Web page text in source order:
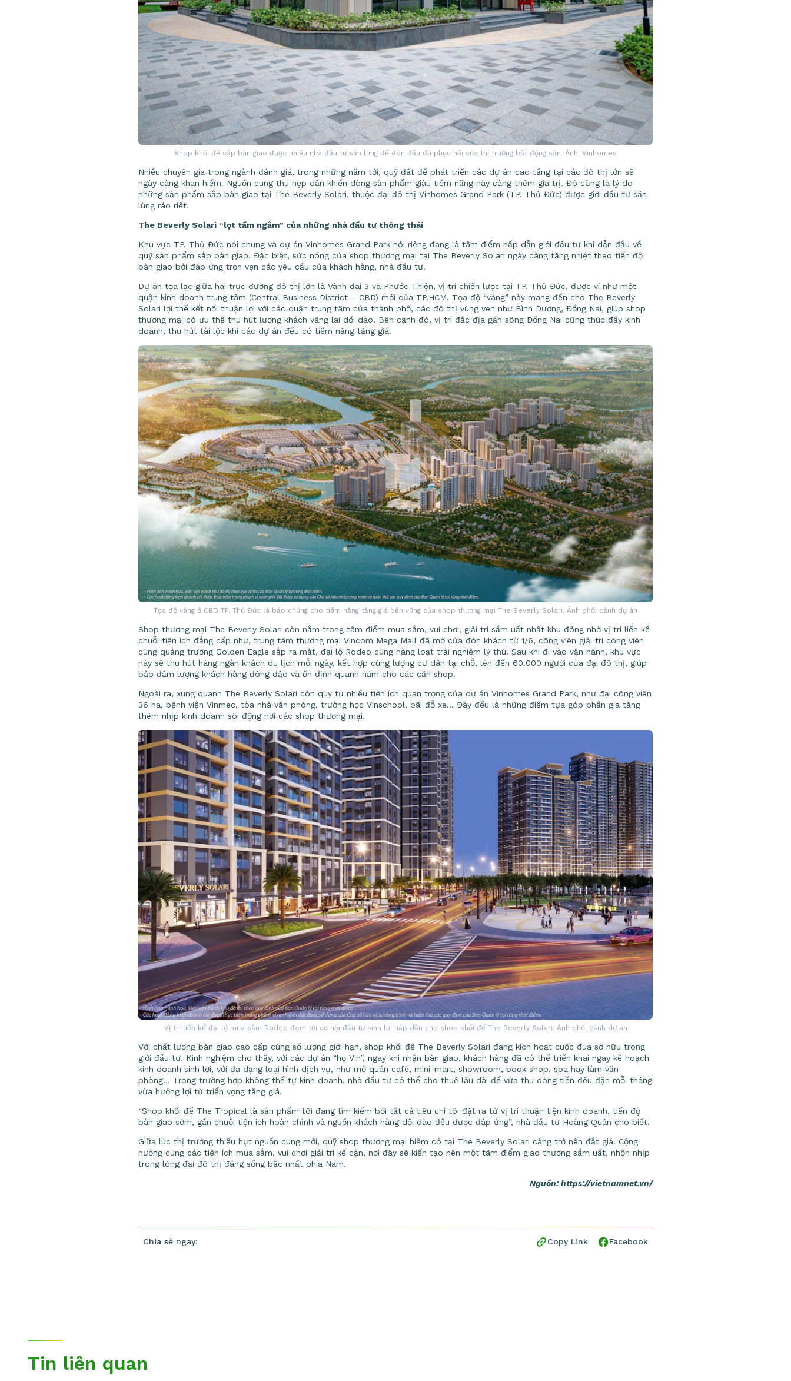
Shop khối đế sắp bàn giao được nhiều nhà đầu tư săn lùng để đón đầu đà phục hồi của thị trường bất động sản. Ảnh: Vinhomes
Nhiều chuyên gia trong ngành đánh giá, trong những năm tới, quỹ đất để phát triển các dự án cao tầng tại các đô thị lớn sẽ
ngày càng khan hiếm. Nguồn cung thu hẹp dần khiến dòng sản phẩm giàu tiềm năng này càng thêm giá trị. Đó cũng là lý do
những sản phẩm sắp bàn giao tại The Beverly Solari, thuộc đại đô thị Vinhomes Grand Park (TP. Thủ Đức) được giới đầu tư săn
lùng ráo riết.
The Beverly Solari “lọt tầm ngắm” của những nhà đầu tư thông thái
Khu vực TP. Thủ Đức nói chung và dự án Vinhomes Grand Park nói riêng đang là tâm điểm hấp dẫn giới đầu tư khi dẫn đầu về
quỹ sản phẩm sắp bàn giao. Đặc biệt, sức nóng của shop thương mại tại The Beverly Solari ngày càng tăng nhiệt theo tiến độ
bàn giao bởi đáp ứng trọn vẹn các yêu cầu của khách hàng, nhà đầu tư.
Dự án tọa lạc giữa hai trục đường đô thị lớn là Vành đai 3 và Phước Thiện, vị trí chiến lược tại TP. Thủ Đức, được ví như một
quận kinh doanh trung tâm (Central Business District – CBD) mới của TP.HCM. Tọa độ “vàng” này mang đến cho The Beverly
Solari lợi thế kết nối thuận lợi với các quận trung tâm của thành phố, các đô thị vùng ven như Bình Dương, Đồng Nai, giúp shop
thương mại có ưu thế thu hút lượng khách vãng lai dồi dào. Bên cạnh đó, vị trí đắc địa gần sông Đồng Nai cũng thúc đẩy kinh
doanh, thu hút tài lộc khi các dự án đều có tiềm năng tăng giá.
Tọa độ vàng ở CBD TP. Thủ Đức là bảo chứng cho tiềm năng tăng giá bền vững của shop thương mại The Beverly Solari. Ảnh phối cảnh dự án
Shop thương mại The Beverly Solari còn nằm trong tâm điểm mua sắm, vui chơi, giải trí sầm uất nhất khu đông nhờ vị trí liền kề
chuỗi tiện ích đẳng cấp như, trung tâm thương mại Vincom Mega Mall đã mở cửa đón khách từ 1/6, công viên giải trí công viên
cùng quảng trường Golden Eagle sắp ra mắt, đại lộ Rodeo cùng hàng loạt trải nghiệm lý thú. Sau khi đi vào vận hành, khu vực
này sẽ thu hút hàng ngàn khách du lịch mỗi ngày, kết hợp cùng lượng cư dân tại chỗ, lên đến 60.000 người của đại đô thị, giúp
bảo đảm lượng khách hàng đông đảo và ổn định quanh năm cho các căn shop.
Ngoài ra, xung quanh The Beverly Solari còn quy tụ nhiều tiện ích quan trọng của dự án Vinhomes Grand Park, như đại công viên
36 ha, bệnh viện Vinmec, tòa nhà văn phòng, trường học Vinschool, bãi đỗ xe… Đây đều là những điểm tựa góp phần gia tăng
thêm nhịp kinh doanh sôi động nơi các shop thương mại.
Vị trí liền kề đại lộ mua sắm Rodeo đem tới cơ hội đầu tư sinh lời hấp dẫn cho shop khối đế The Beverly Solari. Ảnh phối cảnh dự án
Với chất lượng bàn giao cao cấp cùng số lượng giới hạn, shop khối đế The Beverly Solari đang kích hoạt cuộc đua sở hữu trong
giới đầu tư. Kinh nghiệm cho thấy, với các dự án “họ Vin”, ngay khi nhận bàn giao, khách hàng đã có thể triển khai ngay kế hoạch
kinh doanh sinh lời, với đa dạng loại hình dịch vụ, như mở quán café, mini-mart, showroom, book shop, spa hay làm văn
phòng… Trong trường hợp không thể tự kinh doanh, nhà đầu tư có thể cho thuê lâu dài để vừa thu dòng tiền đều đặn mỗi tháng
vừa hưởng lợi từ triển vọng tăng giá.
“Shop khối đế The Tropical là sản phẩm tôi đang tìm kiếm bởi tất cả tiêu chí tôi đặt ra từ vị trí thuận tiện kinh doanh, tiến độ
bàn giao sớm, gần chuỗi tiện ích hoàn chỉnh và nguồn khách hàng dồi dào đều được đáp ứng”, nhà đầu tư Hoàng Quân cho biết.
Giữa lúc thị trường thiếu hụt nguồn cung mới, quỹ shop thương mại hiếm có tại The Beverly Solari càng trở nên đắt giá. Cộng
hưởng cùng các tiện ích mua sắm, vui chơi giải trí kế cận, nơi đây sẽ kiến tạo nên một tâm điểm giao thương sầm uất, nhộn nhịp
trong lòng đại đô thị đáng sống bậc nhất phía Nam.
Nguồn: https://vietnamnet.vn/
Chia sẻ ngay: Copy Link Facebook
Tin liên quan